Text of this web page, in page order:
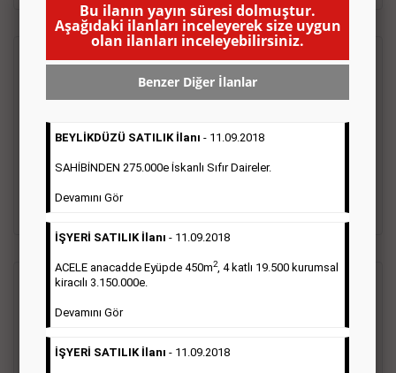
Emlak İlanı
ifade edilebilen ilanlardır. Gazetelerin tirajını önemli ölçüde
etkilerler ve gazete gelirlerinin de önemli bir bölümünü
oluştururlar.Sabah sarı sayfa eleman ilanlarında 6 kelime
Sarı sayfa ilanlar alım- satım, duyuru, mini reklam şeklinde
ifade edilebilen ilanlardır. Gazetelerin tirajını önemli ölçüde
Bu ilanın yayın süresi dolmuştur.
Aşağıdaki ilanları inceleyerek size uygun
olan ilanları inceleyebilirsiniz.
Benzer Diğer İlanlar
BEYLİKDÜZÜ SATILIK İlanı - 11.09.2018
SAHİBİNDEN 275.000e İskanlı Sıfır Daireler.
Devamını Gör
İŞYERİ SATILIK İlanı - 11.09.2018
ACELE anacadde Eyüpde 450m2, 4 katlı 19.500 kurumsal
kiracılı 3.150.000e.
Devamını Gör
İŞYERİ SATILIK İlanı - 11.09.2018